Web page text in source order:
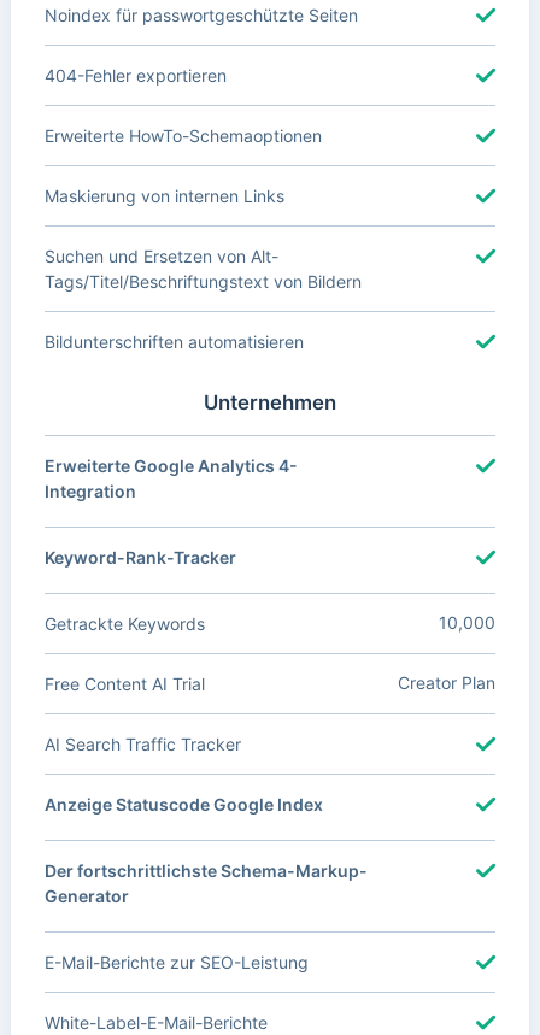
Noindex für passwortgeschützte Seiten
404-Fehler exportieren
Erweiterte HowTo-Schemaoptionen
Maskierung von internen Links
Suchen und Ersetzen von Alt-
Tags/Titel/Beschriftungstext von Bildern
Bildunterschriften automatisieren
Unternehmen
Erweiterte Google Analytics 4-
Integration
Keyword-Rank-Tracker
Getrackte Keywords 10,000
Free Content AI Trial Creator Plan
AI Search Traffic Tracker
Anzeige Statuscode Google Index
Der fortschrittlichste Schema-Markup-
Generator
E-Mail-Berichte zur SEO-Leistung
White-Label-E-Mail-Berichte